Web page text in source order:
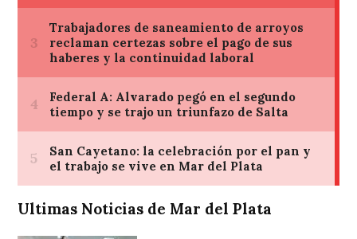
Ultimas Noticias de Mar del Plata